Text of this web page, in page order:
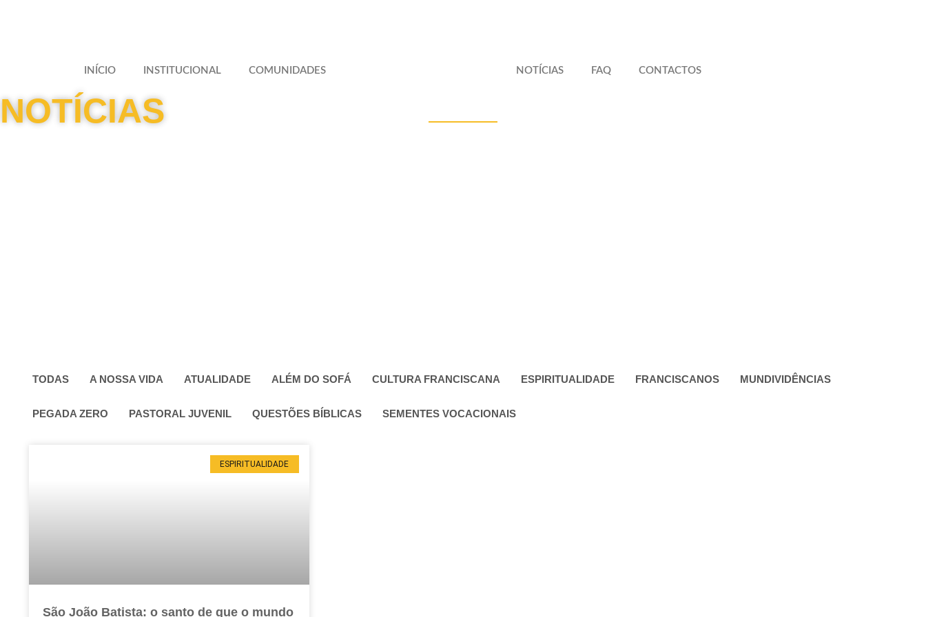
INÍCIO INSTITUCIONAL COMUNIDADES NOTÍCIAS FAQ CONTACTOS
NOTÍCIAS
TODAS A NOSSA VIDA ATUALIDADE ALÉM DO SOFÁ CULTURA FRANCISCANA ESPIRITUALIDADE FRANCISCANOS MUNDIVIDÊNCIAS
PEGADA ZERO PASTORAL JUVENIL QUESTÕES BÍBLICAS SEMENTES VOCACIONAIS
ESPIRITUALIDADE
São João Batista: o santo de que o mundo